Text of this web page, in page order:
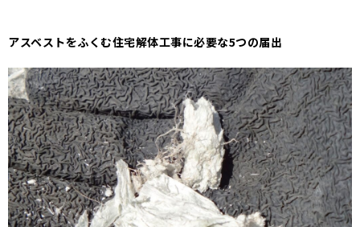
アスベストをふくむ住宅解体工事に必要な5つの届出